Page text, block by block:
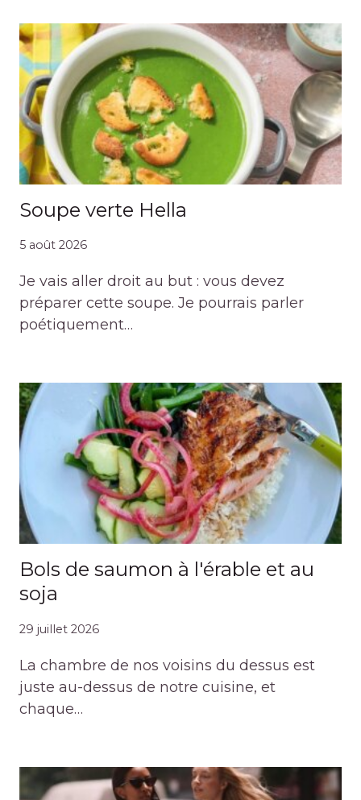
Soupe verte Hella
5 août 2026
Je vais aller droit au but : vous devez
préparer cette soupe. Je pourrais parler
poétiquement…
Bols de saumon à l'érable et au
soja
29 juillet 2026
La chambre de nos voisins du dessus est
juste au-dessus de notre cuisine, et
chaque…